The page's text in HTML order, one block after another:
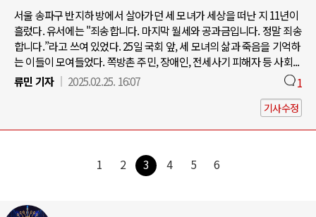
서울 송파구 반지하 방에서 살아가던 세 모녀가 세상을 떠난 지 11년이
흘렀다. 유서에는 "죄송합니다. 마지막 월세와 공과금입니다. 정말 죄송
합니다.”라고 쓰여 있었다. 25일 국회 앞, 세 모녀의 삶과 죽음을 기억하
는 이들이 모여들었다. 쪽방촌 주민, 장애인, 전세사기 피해자 등 사회...
류민 기자
2025.02.25. 16:07 1
기사수정
1 2 3 4 5 6